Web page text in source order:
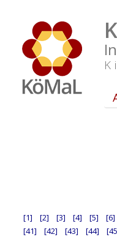
[1] [2] [3] [4] [5] [6]
[41]
[42] [43] [44]